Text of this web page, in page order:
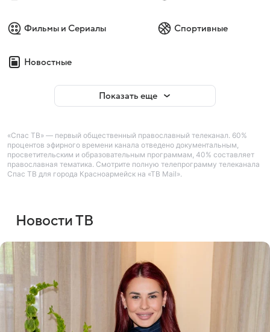
Фильмы и Сериалы Спортивные
Новостные
Показать еще
«Спас ТВ» — первый общественный православный телеканал. 60%
процентов эфирного времени канала отведено документальным,
просветительским и образовательным программам, 40% составляет
православная тематика. Смотрите полную телепрограмму телеканала
Спас ТВ для города Красноармейск на «ТВ Mail».
Новости ТВ